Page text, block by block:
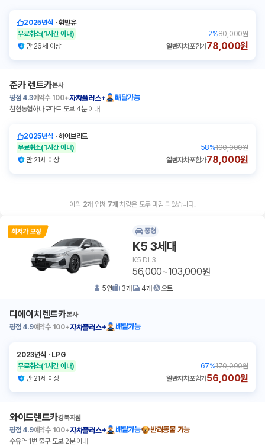
2025년식 ㆍ휘발유
무료취소(1시간 이내) 2%80,000원
만 26세 이상
일반자차포함가78,000원
준카 렌트카본사
평점 4.3예약수 100+자차플러스+
배달가능
천현농협하나로마트 도보 4분 이내
2025년식 ㆍ하이브리드
무료취소(1시간 이내) 58%190,000원
만 21세 이상
일반자차포함가78,000원
이외 2개 업체 7개 차량은 모두 마감 되었습니다.
중형
K5 3세대
K5 DL3
56,000~103,000원
5인 3개 4개 오토
디에이치렌트카본사
평점 4.9예약수 100+자차플러스+ 배달가능
2023년식 ㆍ LPG
무료취소(1시간 이내) 67%170,000원
만 21세 이상
일반자차포함가56,000원
와이드렌트카강북지점
평점 4.9예약수 100+자차플러스+ 배달가능
반려동물 가능
수유역 1번 출구 도보 2분 이내